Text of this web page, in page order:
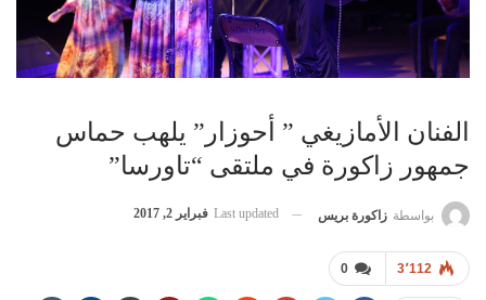
الفنان الأمازيغي ” أحوزار” يلهب حماس
جمهور زاكورة في ملتقى “تاورسا”
بواسطة زاكورة بريس Last updated فبراير 2, 2017
0 3٬112